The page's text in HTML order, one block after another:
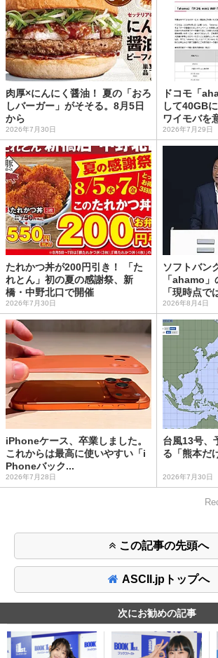
肉厚×にんにく醤油！ 夏の「おろ
しバーガー」がそそる。8月5日
から
2026年7月30日
ドコモ「
して40GB
ワイモバを
2026年7月29日
たれかつ丼が200円引き！ 「た
れとん」初の夏の感謝祭、新
橋・中野北口で開催
2026年7月30日
ソフトバン
「ahamo
「現時点で
2026年8月4日
iPhoneケース、卒業しました。
これからは最高に使いやすい「i
Phoneバック...
2026年7月28日
台風13号、
る「熊本だ
2026年7月30日
この記事の先頭へ
ASCII.jpトップへ
次にお勧めの記事